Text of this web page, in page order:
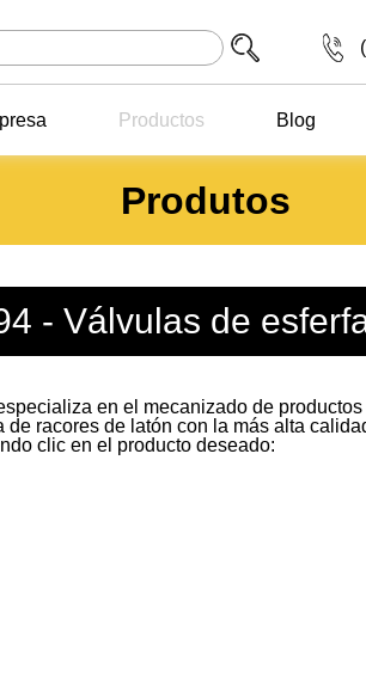
Productos Blog
Produtos
- Válvulas de
en el mecanizado de
de racores de latón con la más alta
clic en el producto deseado: